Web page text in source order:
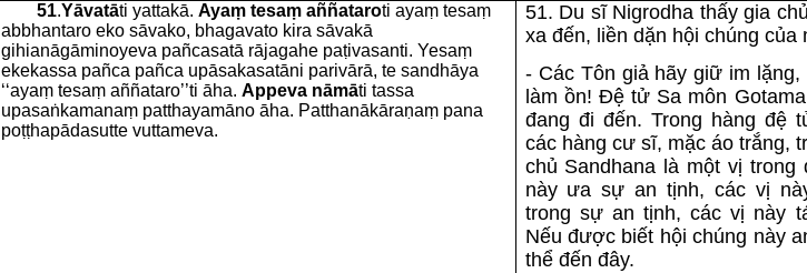
51.Yāvatāti yattakā. Ayaṃ tesaṃ aññataroti ayaṃ tesaṃ
abbhantaro eko sāvako, bhagavato kira sāvakā
gihianāgāminoyeva pañcasatā rājagahe paṭivasanti. Yesaṃ
ekekassa pañca pañca upāsakasatāni parivārā, te sandhāya
‘‘ayaṃ tesaṃ aññataro’’ti āha. Appeva nāmāti tassa
upasaṅkamanaṃ patthayamāno āha. Patthanākāraṇaṃ pana
poṭṭhapādasutte vuttameva.
51. Du sĩ Nigrodha thấy gia
xa đến, liền dặn hội chúng của
- Các Tôn giả hãy giữ im
làm ồn! Ðệ tử Sa môn
đang đi đến. Trong hàng đệ
các hàng cư sĩ, mặc áo trắng,
chủ Sandhana là một vị trong
này ưa sự an tịnh, các vị
trong sự an tịnh, các vị này
Nếu được biết hội chúng này
thể đến đây.